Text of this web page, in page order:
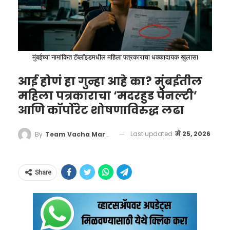
“आम्ही सिग्नलजवळ उभे होतो, तितक्यात
एक मोठा आवाज झाला. मागून येणाऱ्या
बेस्ट बसने प्रथम एका चारचाकी गाडीला
मुंबईच्या नामांकित टॅब्लॉइडमधील महिला पत्रकाराचा धक्कादायक खुलासा
आई होणं हा गुन्हा आहे का? मुंबईतील
महिला पत्रकाराचा ‘मदरहुड पेनल्टी’
आणि कॉर्पोरेट शोषणाविरुद्ध लढा
By Team Vacha Marathi Last updated मे 25, 2026
Share